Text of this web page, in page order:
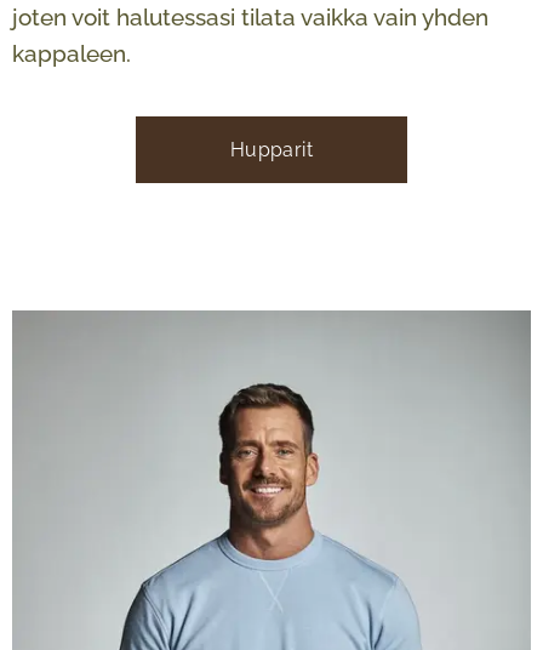
joten voit halutessasi tilata vaikka vain yhden
kappaleen.
Hupparit